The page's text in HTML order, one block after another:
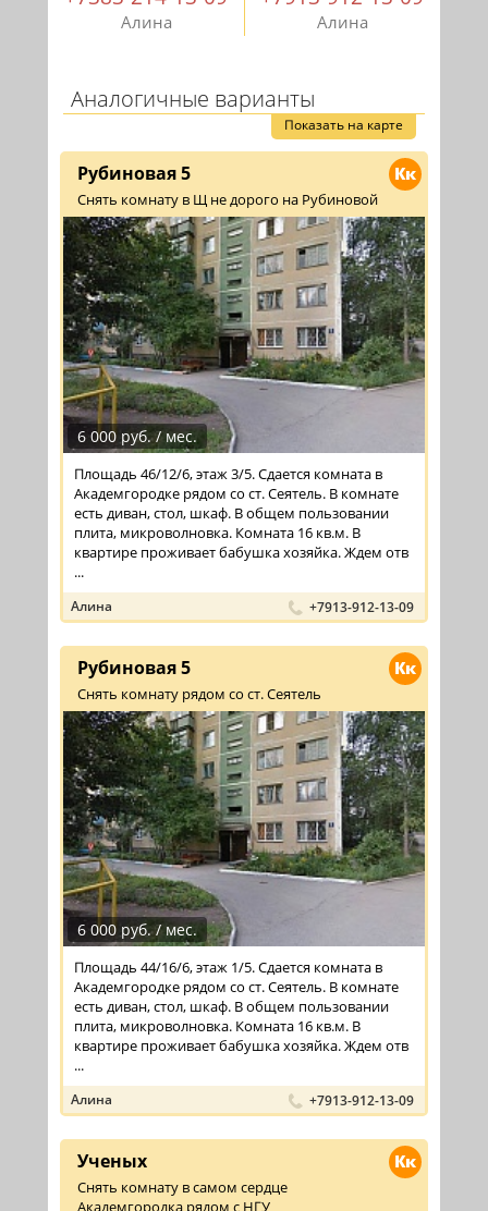
Алина Алина
Аналогичные варианты
Показать на карте
Кк
Рубиновая 5
Снять комнату в Щ не дорого на Рубиновой
6 000 руб. / мес.
Площадь 46/12/6, этаж 3/5. Сдается комната в
Академгородке рядом со ст. Сеятель. В комнате
есть диван, стол, шкаф. В общем пользовании
плита, микроволновка. Комната 16 кв.м. В
квартире проживает бабушка хозяйка. Ждем отв
...
Алина +7913-912-13-09
Кк
Рубиновая 5
Снять комнату рядом со ст. Сеятель
6 000 руб. / мес.
Площадь 44/16/6, этаж 1/5. Сдается комната в
Академгородке рядом со ст. Сеятель. В комнате
есть диван, стол, шкаф. В общем пользовании
плита, микроволновка. Комната 16 кв.м. В
квартире проживает бабушка хозяйка. Ждем отв
...
Алина +7913-912-13-09
Кк
Ученых
Снять комнату в самом сердце
Академгородка рядом с НГУ